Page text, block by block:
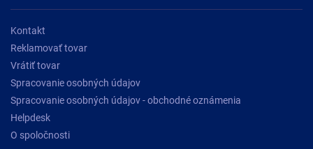
Kontakt
Reklamovať tovar
Vrátiť tovar
Spracovanie osobných údajov
Spracovanie osobných údajov - obchodné oznámenia
Helpdesk
O spoločnosti